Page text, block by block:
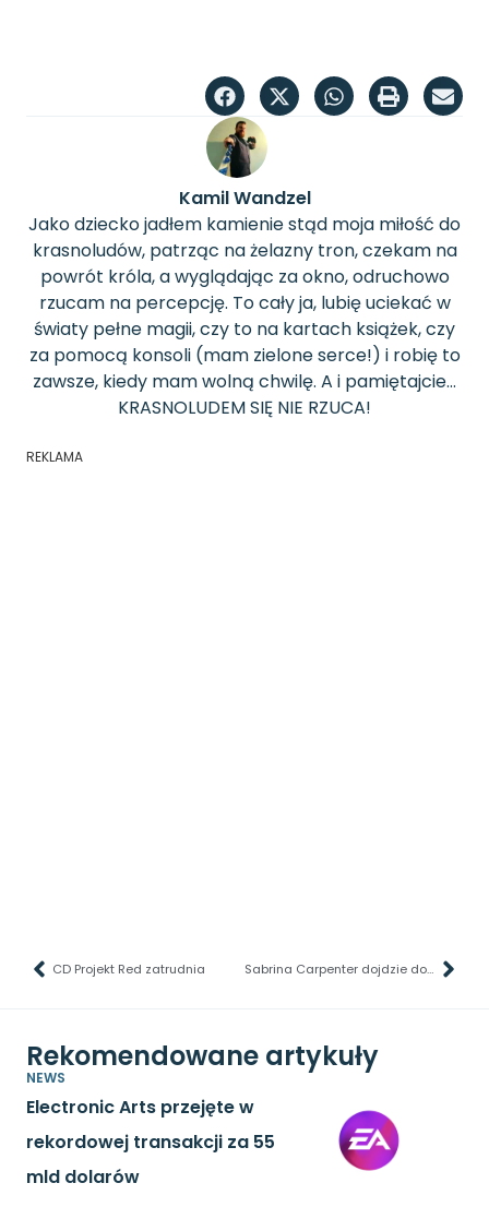
Kamil Wandzel
Jako dziecko jadłem kamienie stąd moja miłość do
krasnoludów, patrząc na żelazny tron, czekam na
powrót króla, a wyglądając za okno, odruchowo
rzucam na percepcję. To cały ja, lubię uciekać w
światy pełne magii, czy to na kartach książek, czy
za pomocą konsoli (mam zielone serce!) i robię to
zawsze, kiedy mam wolną chwilę. A i pamiętajcie...
KRASNOLUDEM SIĘ NIE RZUCA!
REKLAMA
CD Projekt Red zatrudnia Sabrina Carpenter dojdzie do Fortnite’a? Na to wychodzi!
Rekomendowane artykuły
NEWS
Electronic Arts przejęte w
rekordowej transakcji za 55
mld dolarów